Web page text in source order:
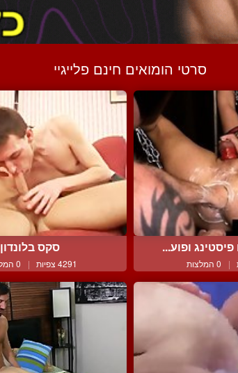
סרטי הומואים חינם פלייגיי
ופוע...
| 0 המלצות
סקס בלונדון
4291 צפיות | 0 המלצות